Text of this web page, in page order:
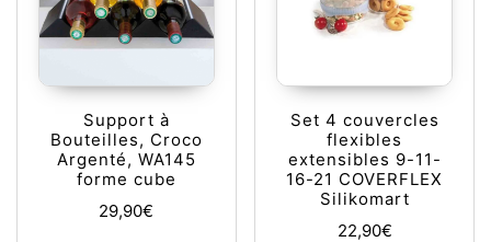
Support à
Bouteilles, Croco
Argenté, WA145
forme cube
29,90€
Set 4 couvercles
flexibles
extensibles 9-11-
16-21 COVERFLEX
Silikomart
22,90€